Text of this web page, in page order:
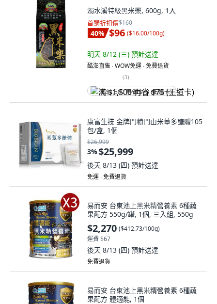
濁水溪特級黑米樂, 600g, 1入
首購折扣價$160
40% $96 ($16.00/100g)
明天 8/12 (三) 預計送達
酷澎直售 ∙ WOW免運 ∙ 免費退貨
(3)
满 $1,500 再省 $75 (王道卡)
康富生技 金牌門積門山米蕈多醣體105
包/盒, 1個
$26,999
3%$25,999
後天 8/13 (四) 預計送達
免運 ∙ 免費退貨
易而安 台東池上黑米精營養素 6種蔬
果配方 550g/罐, 1個, 三入組, 550g
$2,270 ($412.73/100g)
運費 $67
後天 8/13 (四) 預計送達
免費退貨
易而安 台東池上黑米精營養素 6種蔬
果配方 體適能, 1個